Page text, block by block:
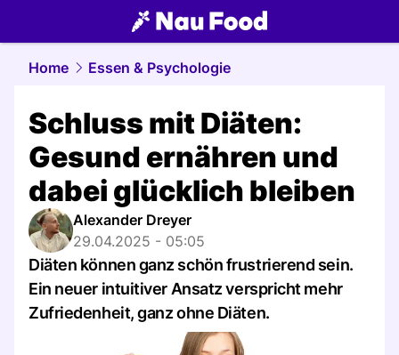
food.NAU.ch
Home Essen & Psychologie
Schluss mit Diäten:
Gesund ernähren und
dabei glücklich bleiben
Alexander Dreyer
29.04.2025 - 05:05
Diäten können ganz schön frustrierend sein.
Ein neuer intuitiver Ansatz verspricht mehr
Zufriedenheit, ganz ohne Diäten.